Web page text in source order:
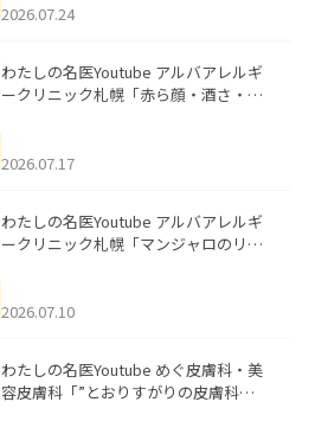
た。
2026.07.24
わたしの名医Youtube アルバアレルギ
ークリニック札幌「赤ら顔・酒さ・ニ
した。
2026.07.17
わたしの名医Youtube アルバアレルギ
ークリニック札幌「マンジャロのリア
た。
2026.07.10
わたしの名医Youtube めぐ皮膚科・美
容皮膚科「”とおりすがりの皮膚科